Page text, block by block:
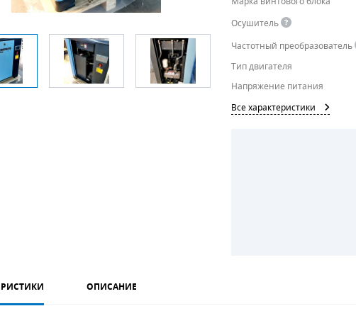
Осушитель
Частотный преобразователь
Тип двигателя
Напряжение питания
Все характеристики
ОПИСАНИЕ